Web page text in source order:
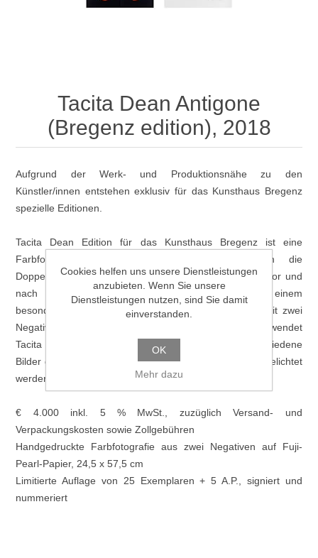
Tacita Dean Antigone
(Bregenz edition), 2018
Aufgrund der Werk- und Produktionsnähe zu den
Künstler/innen entstehen exklusiv für das Kunsthaus Bregenz
spezielle Editionen.
Tacita Dean Edition für das Kunsthaus Bregenz ist eine
Farbfotografie aus zwei Negativen, die durch die
Doppelbelichtung gleichzeitig den mythischen Moment vor und
nach einer perfekten Sonnenfinsternis zeigt. In einem
besonderen Verfahren wird das einzelne Fotopapier mit zwei
Negativen belichtet. Diese Entwicklungstechnik verwendet
Tacita Dean auch bei
undAntigone
, bei der verschiedene
Bilder des fotochemischen Filmkaders abgedeckt oder belichtet
werden.
€ 4.000 inkl. 5 % MwSt., zuzüglich Versand- und
Verpackungskosten sowie Zollgebühren
Handgedruckte Farbfotografie aus zwei Negativen auf Fuji-
Pearl-Papier, 24,5 x 57,5 cm
Limitierte Auflage von 25 Exemplaren + 5 A.P., signiert und
nummeriert
Cookies helfen uns unsere Dienstleistungen
anzubieten. Wenn Sie unsere
Dienstleistungen nutzen, sind Sie damit
einverstanden.
OK
Mehr dazu